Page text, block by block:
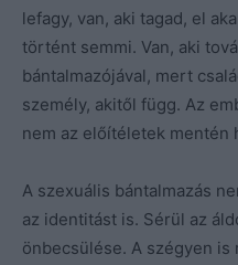
lefagy, van, aki tagad, el
történt semmi. Van, aki
bántalmazójával, mert
személy, akitől függ. Az
nem az előítéletek mentén
A szexuális bántalmazás
az identitást is. Sérül az
önbecsülése. A szégyen